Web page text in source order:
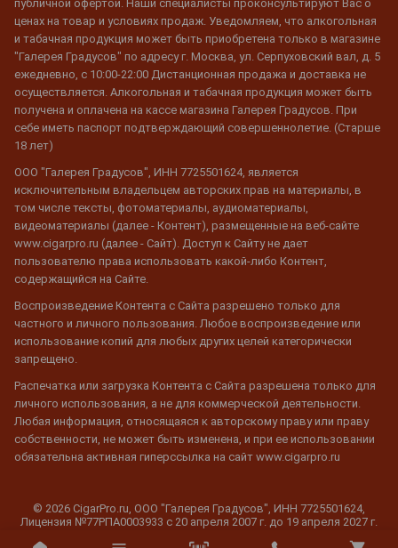
публичной офертой. Наши специалисты проконсультируют Вас о
ценах на товар и условиях продаж. Уведомляем, что алкогольная
и табачная продукция может быть приобретена только в магазине
"Галерея Градусов" по адресу г. Москва, ул. Серпуховский вал, д. 5
ежедневно, с 10:00-22:00 Дистанционная продажа и доставка не
осуществляется. Алкогольная и табачная продукция может быть
получена и оплачена на кассе магазина Галерея Градусов. При
себе иметь паспорт подтверждающий совершеннолетие. (Старше
18 лет)
ООО "Галерея Градусов", ИНН 7725501624, является
исключительным владельцем авторских прав на материалы, в
том числе тексты, фотоматериалы, аудиоматериалы,
видеоматериалы (далее - Контент), размещенные на веб-сайте
www.cigarpro.ru (далее - Сайт). Доступ к Сайту не дает
пользователю права использовать какой-либо Контент,
содержащийся на Сайте.
Воспроизведение Контента с Сайта разрешено только для
частного и личного пользования. Любое воспроизведение или
использование копий для любых других целей категорически
запрещено.
Распечатка или загрузка Контента с Сайта разрешена только для
личного использования, а не для коммерческой деятельности.
Любая информация, относящаяся к авторскому праву или праву
собственности, не может быть изменена, и при ее использовании
обязательна активная гиперссылка на сайт www.cigarpro.ru
© 2026 CigarPro.ru, ООО "Галерея Градусов", ИНН 7725501624,
Лицензия №77РПА0003933 c 20 апреля 2007 г. до 19 апреля 2027 г.